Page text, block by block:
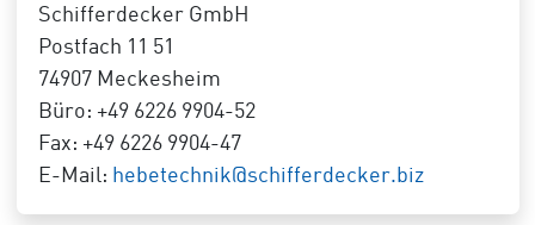
Schifferdecker GmbH
Postfach 11 51
74907 Meckesheim
Büro: +49 6226 9904-52
Fax: +49 6226 9904-47
E-Mail: hebetechnik@schifferdecker.biz